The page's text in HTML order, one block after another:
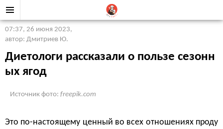
07:37, 26 июня 2023,
автор: Дмитриев Ю.
Диетологи рассказали о пользе сезонн
ых ягод
Источник фото: freepik.com
Это по-настоящему ценный во всех отношениях проду